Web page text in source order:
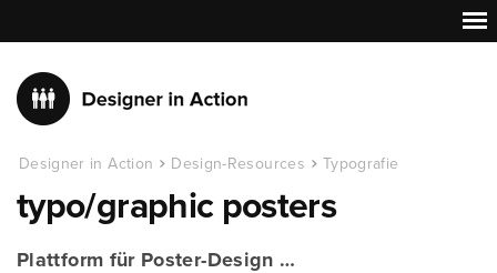
Designer in Action Design-Resources Typografie
typo/graphic posters
Plattform für Poster-Design …